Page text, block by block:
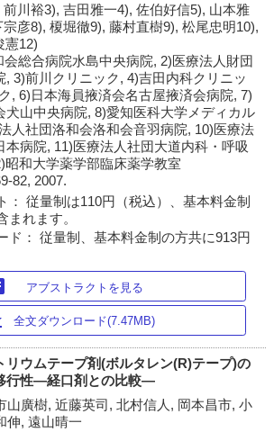
川裕3), 吉田雅一4), 佐伯好信5), 山本雅
彦8), 榎堀徹9), 藤村直樹9), 松尾忠明10),
憲12)
総合病院水島中央病院, 2)医療法人財団
, 3)前川クリニック, 4)吉田内科クリニッ
, 6)日本海員掖済会名古屋掖済会病院, 7)
犬山中央病院, 8)愛知医科大学メディカル
人社団洛和会洛和会音羽病院, 10)医療法
本病院, 11)医療法人社団大道内科・呼吸
昭和大学薬学部臨床薬学教室
82, 2007.
： 従量制は110円（税込）、基本料金制
まれます。
ド： 従量制、基本料金制の方共に913円
アブストラクトを見る
全文ダウンロード(7.47MB)
リウムテープ剤(ボルタレン(R)テープ)の
行性―経口剤との比較―
山廣樹, 近藤英司, 北村信人, 岡本昌市, 小
伸, 遠山晴一